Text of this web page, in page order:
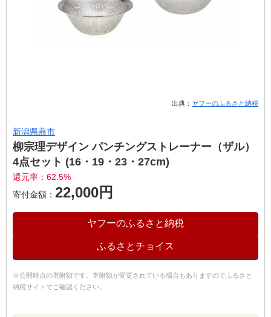
出典： ヤフーのふるさと納税
新潟県燕市
柳宗理デザイン パンチングストレーナー（ザル）
4点セット (16・19・23・27cm)
還元率：62.5%
寄付金額： 22,000円
ヤフーのふるさと納税
ふるさとチョイス
※公開時点の寄附額です。寄附額が変更されている場合もありますのでふるさと
納税サイトでご確認ください。